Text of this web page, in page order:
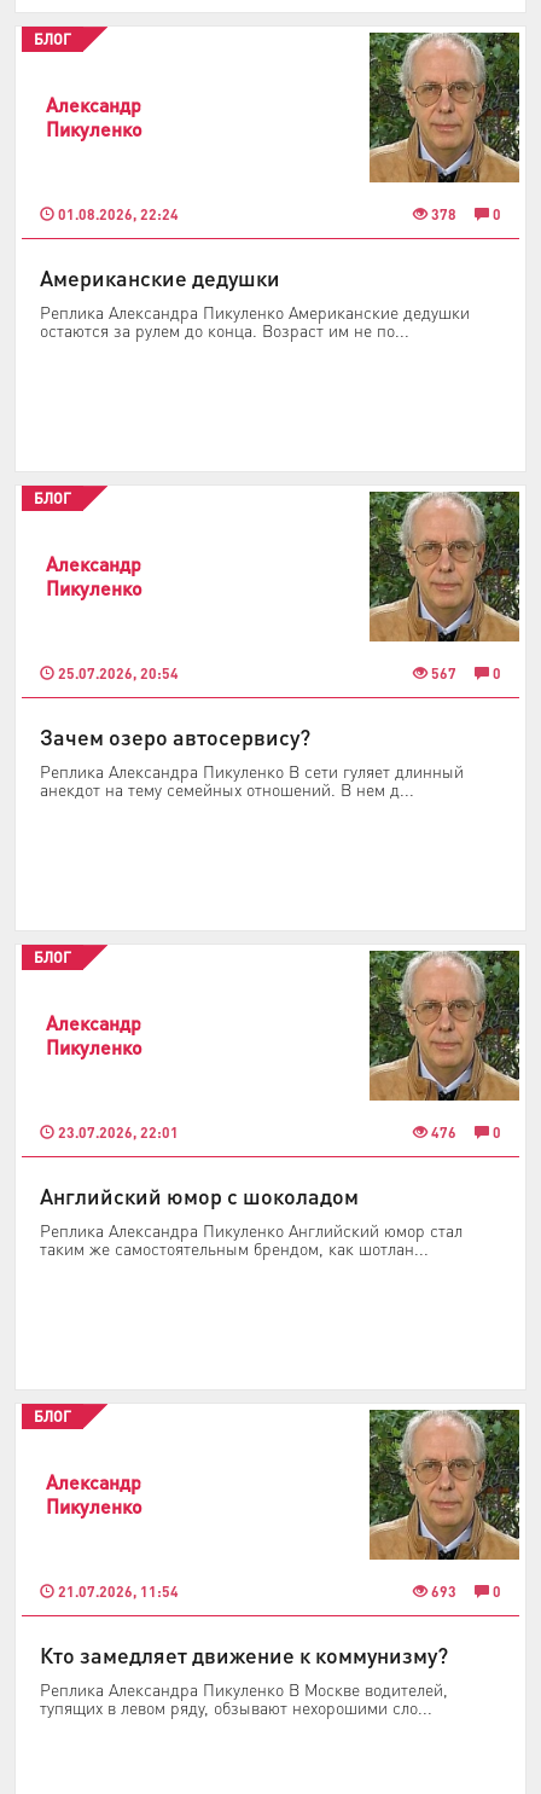
Александр
Пикуленко
01.08.2026, 22:24 378 0
БЛОГ
Американские дедушки
Реплика Александра Пикуленко Американские дедушки
остаются за рулем до конца. Возраст им не по...
Александр
Пикуленко
25.07.2026, 20:54 567 0
БЛОГ
Зачем озеро автосервису?
Реплика Александра Пикуленко В сети гуляет длинный
анекдот на тему семейных отношений. В нем д...
Александр
Пикуленко
23.07.2026, 22:01 476 0
БЛОГ
Английский юмор с шоколадом
Реплика Александра Пикуленко Английский юмор стал
таким же самостоятельным брендом, как шотлан...
Александр
Пикуленко
21.07.2026, 11:54 693 0
БЛОГ
Кто замедляет движение к коммунизму?
Реплика Александра Пикуленко В Москве водителей,
тупящих в левом ряду, обзывают нехорошими сло...